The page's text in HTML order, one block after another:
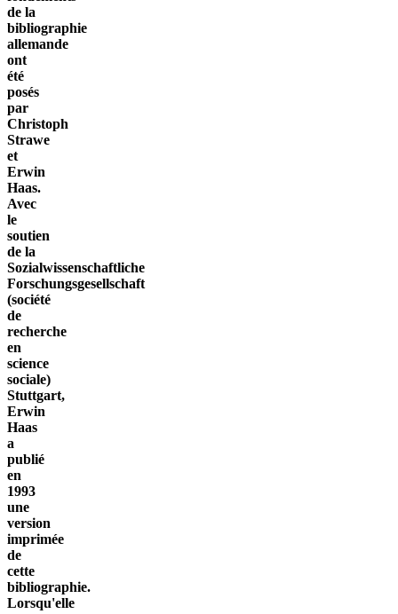
de la
bibliographie
allemande
ont
été
posés
par
Christoph
Strawe
et
Erwin
Haas.
Avec
le
soutien
de la
Sozialwissenschaftliche
Forschungsgesellschaft
(société
de
recherche
en
science
sociale)
Stuttgart,
Erwin
Haas
a
publié
en
1993
une
version
imprimée
de
cette
bibliographie.
Lorsqu'elle